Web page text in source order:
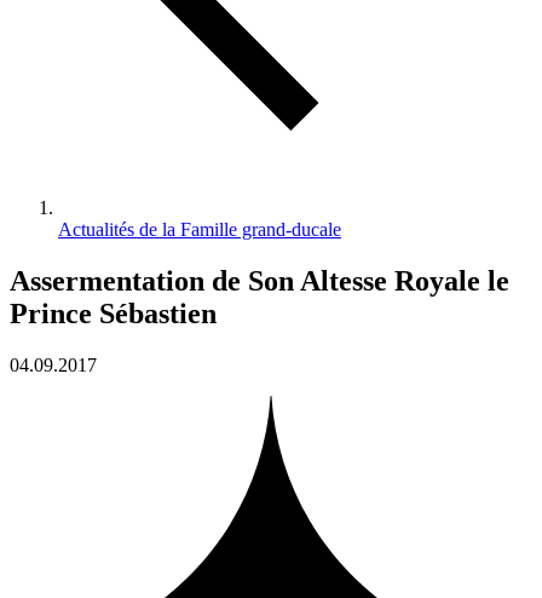
Actualités de la Famille grand-ducale
Assermentation de Son Altesse Royale le
Prince Sébastien
04.09.2017